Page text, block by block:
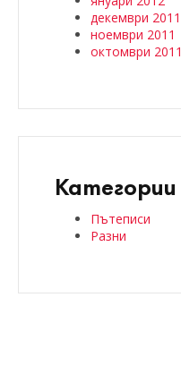
декември 2011
ноември 2011
октомври 2011
Категории
Пътеписи
Разни